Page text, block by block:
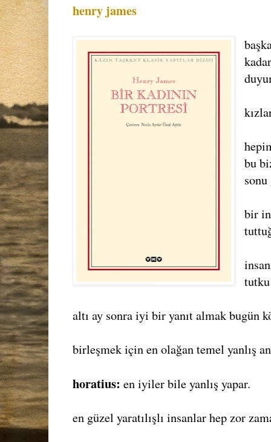
henry james
bu
bir
altı ay sonra iyi bir yanıt almak bugün
birleşmek için en olağan temel yanlış
horatius: en iyiler bile yanlış yapar.
en güzel yaratılışlı insanlar hep zor